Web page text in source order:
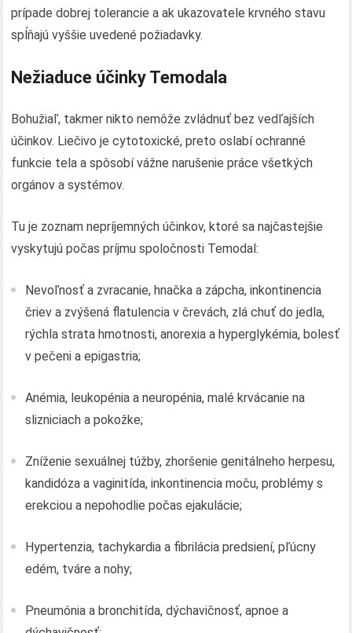
prípade dobrej tolerancie a ak ukazovatele krvného stavu
spĺňajú vyššie uvedené požiadavky.
Nežiaduce účinky Temodala
Bohužiaľ, takmer nikto nemôže zvládnuť bez vedľajších
účinkov. Liečivo je cytotoxické, preto oslabí ochranné
funkcie tela a spôsobí vážne narušenie práce všetkých
orgánov a systémov.
Tu je zoznam nepríjemných účinkov, ktoré sa najčastejšie
vyskytujú počas príjmu spoločnosti Temodal:
Nevoľnosť a zvracanie, hnačka a zápcha, inkontinencia
čriev a zvýšená flatulencia v črevách, zlá chuť do jedla,
rýchla strata hmotnosti, anorexia a hyperglykémia, bolesť
v pečeni a epigastria;
Anémia, leukopénia a neuropénia, malé krvácanie na
slizniciach a pokožke;
Zníženie sexuálnej túžby, zhoršenie genitálneho herpesu,
kandidóza a vaginitída, inkontinencia moču, problémy s
erekciou a nepohodlie počas ejakulácie;
Hypertenzia, tachykardia a fibrilácia predsiení, pľúcny
edém, tváre a nohy;
Pneumónia a bronchitída, dýchavičnosť, apnoe a